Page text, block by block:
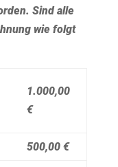
Sind alle
wie folgt
1.000,00
€
500,00 €